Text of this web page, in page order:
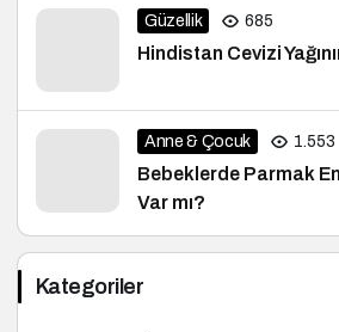
Güzellik 685
Hindistan Cevizi
Anne & Çocuk 1.553
Bebeklerde Parmak
Var mı?
Kategoriler